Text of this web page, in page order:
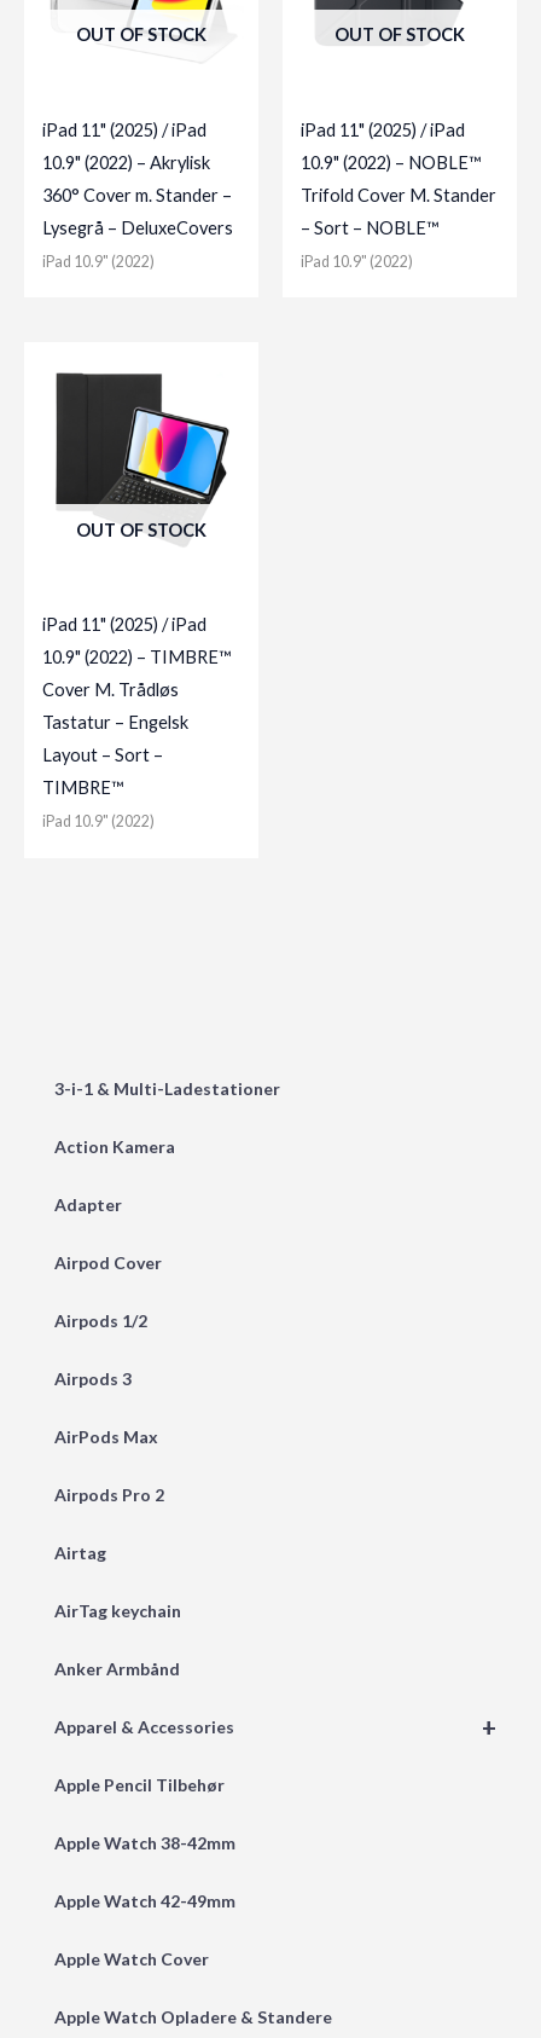
3-i-1 & Multi-Ladestationer
Action Kamera
Adapter
Airpod Cover
Airpods 1/2
Airpods 3
AirPods Max
Airpods Pro 2
Airtag
AirTag keychain
Anker Armbånd
+
Apparel & Accessories
Apple Pencil Tilbehør
Apple Watch 38-42mm
Apple Watch 42-49mm
Apple Watch Cover
Apple Watch Opladere & Standere
OUT OF STOCK
iPad 11" (2025) / iPad
10.9" (2022) – Akrylisk
360° Cover m. Stander –
Lysegrå – DeluxeCovers
iPad 10.9" (2022)
OUT OF STOCK
iPad 11" (2025) / iPad
10.9" (2022) – NOBLE™
Trifold Cover M. Stander
– Sort – NOBLE™
iPad 10.9" (2022)
OUT OF STOCK
iPad 11" (2025) / iPad
10.9" (2022) – TIMBRE™
Cover M. Trådløs
Tastatur – Engelsk
Layout – Sort –
TIMBRE™
iPad 10.9" (2022)